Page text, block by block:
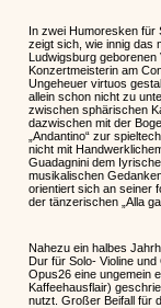
In zwei Humoresken für
zeigt sich, wie innig das
Ludwigsburg geborenen
Konzertmeisterin am
Ungeheuer virtuos
allein schon nicht zu
zwischen sphärischen
dazwischen mit der
„Andantino“ zur
nicht mit
Guadagnini dem
musikalischen
orientiert sich an seiner
der tänzerischen „Alla
Nahezu ein halbes
Dur für Solo- Violine
Opus26 eine ungemein
Kaffeehausflair)
nutzt. Großer Beifall für